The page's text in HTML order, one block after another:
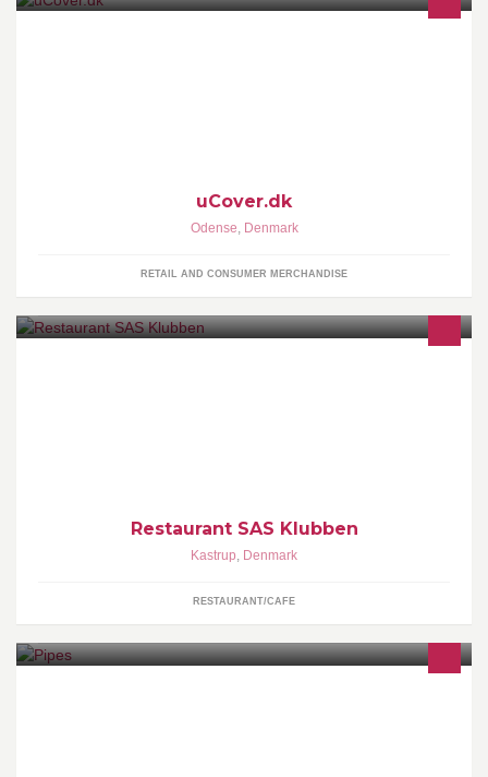
uCover.dk
Odense, Denmark
RETAIL AND CONSUMER MERCHANDISE
Restaurant SAS Klubben
Kastrup, Denmark
RESTAURANT/CAFE